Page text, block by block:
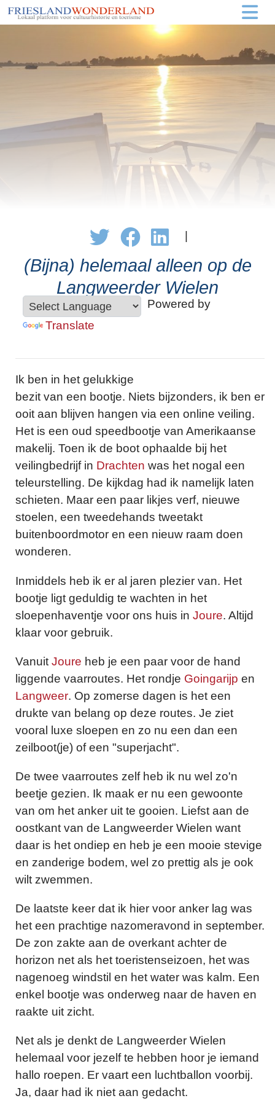
(Bijna) helemaal alleen op de
Langweerder Wielen
Powered by
Translate
Ik ben in het gelukkige
bezit van een bootje. Niets bijzonders, ik ben er
ooit aan blijven hangen via een online veiling.
Het is een oud speedbootje van Amerikaanse
makelij. Toen ik de boot ophaalde bij het
veilingbedrijf in Drachten was het nogal een
teleurstelling. De kijkdag had ik namelijk laten
schieten. Maar een paar likjes verf, nieuwe
stoelen, een tweedehands tweetakt
buitenboordmotor en een nieuw raam doen
wonderen.
Inmiddels heb ik er al jaren plezier van. Het
bootje ligt geduldig te wachten in het
sloepenhaventje voor ons huis in Joure. Altijd
klaar voor gebruik.
Vanuit Joure heb je een paar voor de hand
liggende vaarroutes. Het rondje Goingarijp en
Langweer. Op zomerse dagen is het een
drukte van belang op deze routes. Je ziet
vooral luxe sloepen en zo nu een dan een
zeilboot(je) of een "superjacht".
De twee vaarroutes zelf heb ik nu wel zo'n
beetje gezien. Ik maak er nu een gewoonte
van om het anker uit te gooien. Liefst aan de
oostkant van de Langweerder Wielen want
daar is het ondiep en heb je een mooie stevige
en zanderige bodem, wel zo prettig als je ook
wilt zwemmen.
De laatste keer dat ik hier voor anker lag was
het een prachtige nazomeravond in september.
De zon zakte aan de overkant achter de
horizon net als het toeristenseizoen, het was
nagenoeg windstil en het water was kalm. Een
enkel bootje was onderweg naar de haven en
raakte uit zicht.
Net als je denkt de Langweerder Wielen
helemaal voor jezelf te hebben hoor je iemand
hallo roepen. Er vaart een luchtballon voorbij.
Ja, daar had ik niet aan gedacht.